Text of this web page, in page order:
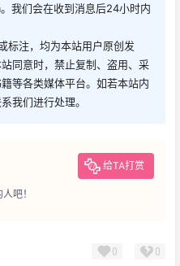
我们会在收到消息后24小时内
标注，均为本站用户原创发
同意时，禁止复制、盗用、采
等各类媒体平台。如若本站内
我们进行处理。
给TA打赏
吧！
0 0